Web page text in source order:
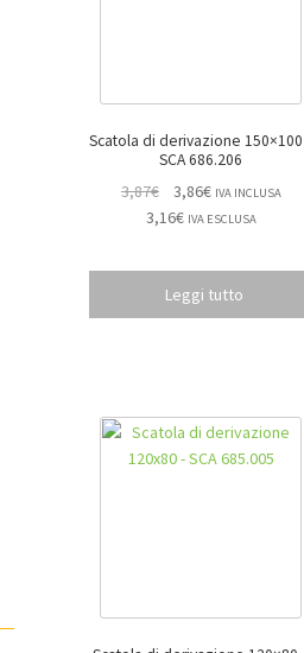
Scatola di derivazione 150×100 –
SCA 686.206
3,87€ 3,86€ IVA INCLUSA
3,16€ IVA ESCLUSA
Leggi tutto